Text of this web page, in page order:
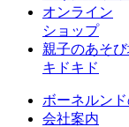
オンライン
ショップ
親子のあそ
キドキド
ボーネルンド
会社案内